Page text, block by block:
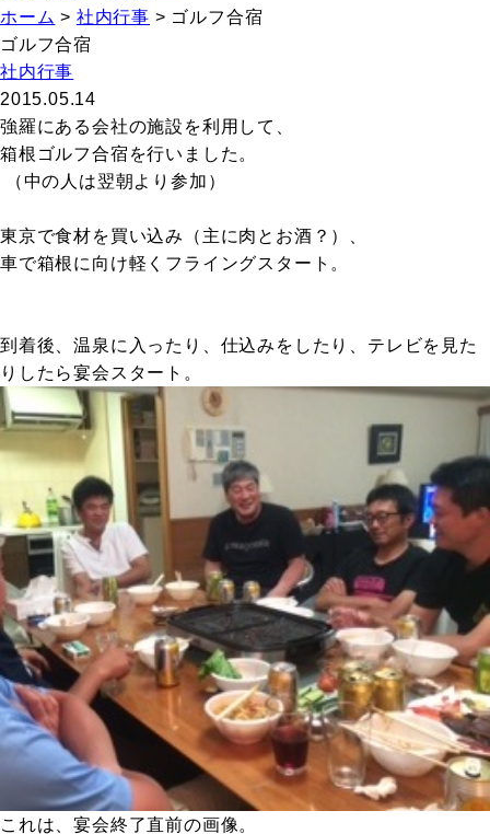
ホーム > 社内行事 > ゴルフ合宿
ゴルフ合宿
社内行事
2015.05.14
強羅にある会社の施設を利用して、
箱根ゴルフ合宿を行いました。
（中の人は翌朝より参加）
東京で食材を買い込み（主に肉とお酒？）、
車で箱根に向け軽くフライングスタート。
到着後、温泉に入ったり、仕込みをしたり、テレビを見た
りしたら宴会スタート。
これは、宴会終了直前の画像。